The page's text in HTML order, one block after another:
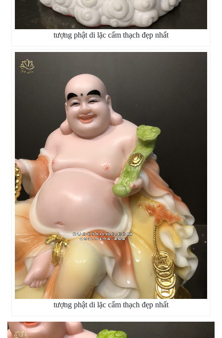
tượng phật di lặc cẩm thạch đẹp nhất
tượng phật di lặc cẩm thạch đẹp nhất